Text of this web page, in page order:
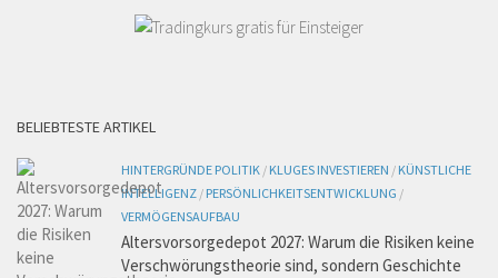
BELIEBTESTE ARTIKEL
HINTERGRÜNDE POLITIK / KLUGES INVESTIEREN / KÜNSTLICHE
INTELLIGENZ / PERSÖNLICHKEITSENTWICKLUNG /
VERMÖGENSAUFBAU
Altersvorsorgedepot 2027: Warum die Risiken keine
Verschwörungstheorie sind, sondern Geschichte